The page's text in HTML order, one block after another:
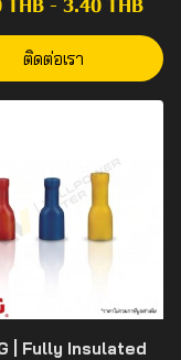
ติดต่อเรา
| Fully Insulated